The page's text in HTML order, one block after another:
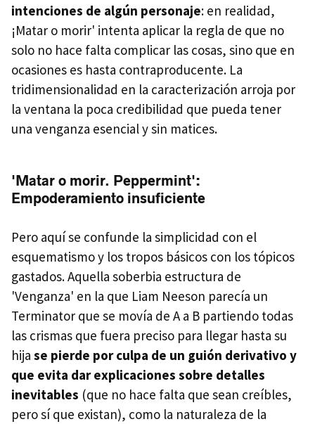
intenciones de algún personaje: en realidad,
¡Matar o morir' intenta aplicar la regla de que no
solo no hace falta complicar las cosas, sino que en
ocasiones es hasta contraproducente. La
tridimensionalidad en la caracterización arroja por
la ventana la poca credibilidad que pueda tener
una venganza esencial y sin matices.
'Matar o morir. Peppermint':
Empoderamiento insuficiente
Pero aquí se confunde la simplicidad con el
esquematismo y los tropos básicos con los tópicos
gastados. Aquella soberbia estructura de
'Venganza' en la que Liam Neeson parecía un
Terminator que se movía de A a B partiendo todas
las crismas que fuera preciso para llegar hasta su
hija se pierde por culpa de un guión derivativo y
que evita dar explicaciones sobre detalles
inevitables (que no hace falta que sean creíbles,
pero sí que existan), como la naturaleza de la